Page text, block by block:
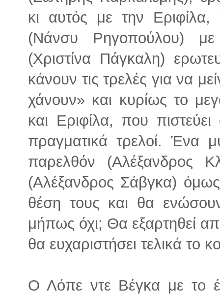
κι αυτός με την
(Νάνσυ Ρηγοπούλου) με
(Χριστίνα Πάγκαλη)
κάνουν τις τρελές για να
χάνουν» και κυρίως το
και Εριφίλα, που
πραγματικά τρελοί. Ένα
παρελθόν (Αλέξανδρος
(Αλέξανδρος Σάβγκα)
θέση τους και θα
μήπως όχι; Θα εξαρτηθεί
θα ευχαριστήσει τελικά το
Ο Λόπε ντε Βέγκα με το